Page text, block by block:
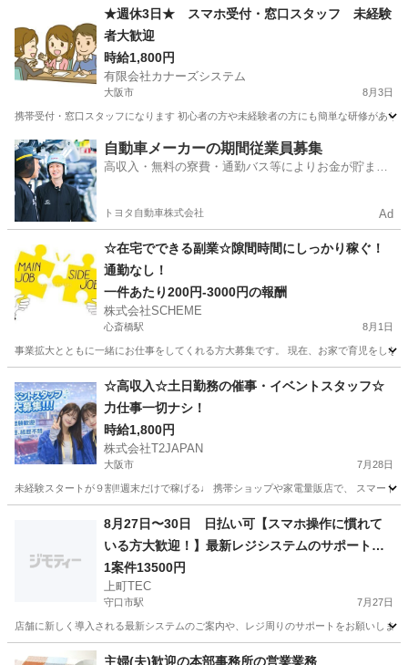
その他
★週休3日★ スマホ受付・窓口スタッフ 未経験
者大歓迎
時給1,800円
有限会社カナーズシステム
大阪市 8月3日
携帯受付・窓口スタッフになります 初心者の方や未経験者の方にも簡単な研修があ
大阪 大阪市 携帯ショップ スタッフ
自動車メーカーの期間従業員募集
高収入・無料の寮費・通勤バス等によりお金が貯まり
トヨタ自動車株式会社 Ad
☆在宅でできる副業☆隙間時間にしっかり稼ぐ！
通勤なし！
一件あたり200円‐3000円の報酬
株式会社SCHEME
心斎橋駅 8月1日
事業拡大とともに一緒にお仕事をしてくれる方大募集です。 現在、お家で育児をし
心斎橋駅 その他 給料
☆高収入☆土日勤務の催事・イベントスタッフ☆
力仕事一切ナシ！
時給1,800円
株式会社T2JAPAN
大阪市 7月28日
未経験スタートが９割‼︎週末だけで稼げる♩ 携帯ショップや家電量販店で、 スマー
携帯ショップ スタッフ
8月27日〜30日 日払い可【スマホ操作に慣れて
いる方大歓迎！】最新レジシステムのサポート＆
ご案内スタッフ♪
1案件13500円
上町TEC
守口市駅 7月27日
店舗に新しく導入される最新システムのご案内や、レジ周りのサポートをお願いしま
大阪 守口市 守口市駅 スーパー スタッフ
主婦(夫)歓迎の本部事務所の営業業務